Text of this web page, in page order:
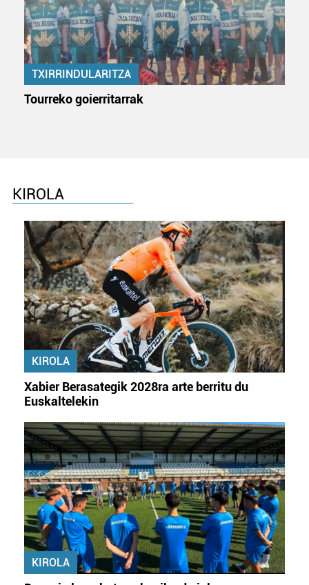
TXIRRINDULARITZA
Tourreko goierritarrak
KIROLA
KIROLA
Xabier Berasategik 2028ra arte berritu du
Euskaltelekin
KIROLA